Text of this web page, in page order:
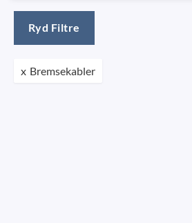
Ryd Filtre
x Bremsekabler